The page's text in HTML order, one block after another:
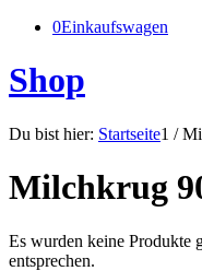
0Einkaufswagen
Shop
Du bist hier: Startseite1 /
Milchkrug
Es wurden keine Produkte
entsprechen.